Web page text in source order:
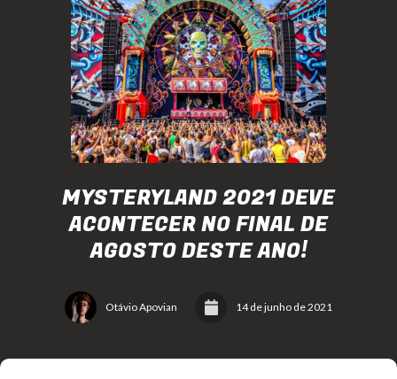
MYSTERYLAND 2021 DEVE
ACONTECER NO FINAL DE
AGOSTO DESTE ANO!
Otávio Apovian 14 de junho de 2021